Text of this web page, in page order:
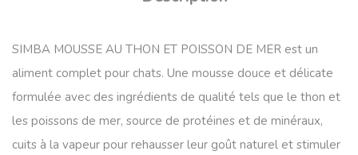
SIMBA MOUSSE AU THON ET POISSON DE MER est un
aliment complet pour chats. Une mousse douce et délicate
formulée avec des ingrédients de qualité tels que le thon et
les poissons de mer, source de protéines et de minéraux,
cuits à la vapeur pour rehausser leur goût naturel et stimuler